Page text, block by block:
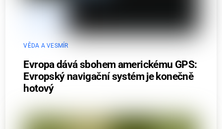
VĚDA A VESMÍR
Evropa dává sbohem americkému GPS:
Evropský navigační systém je konečně
hotový